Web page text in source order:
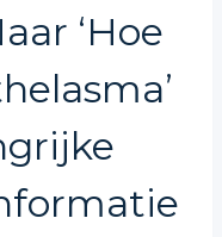
‘Hoe